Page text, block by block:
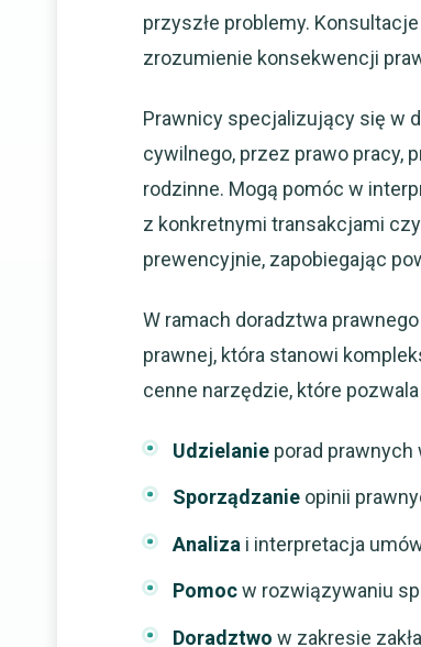
przyszłe problemy.
zrozumienie konsekwencji
Prawnicy specjalizujący się w
cywilnego, przez prawo pracy,
rodzinne. Mogą pomóc w
z konkretnymi transakcjami
prewencyjnie, zapobiegając
W ramach doradztwa
prawnej, która stanowi
cenne narzędzie, które
Udzielanie porad prawnych
Sporządzanie opinii
Analiza i interpretacja
Pomocw rozwiązywaniu
Doradztwo w zakresie